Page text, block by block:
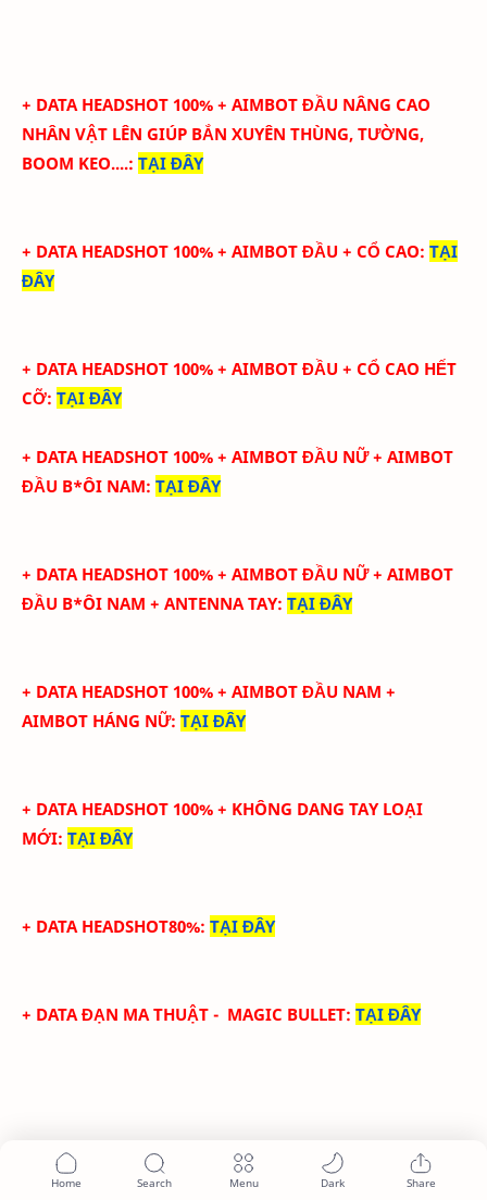
+ DATA HEADSHOT 100% + AIMBOT ĐẦU NÂNG CAO
NHÂN VẬT LÊN GIÚP BẮN XUYÊN THÙNG, TƯỜNG,
BOOM KEO....: TẠI ĐÂY
+ DATA HEADSHOT 100% + AIMBOT ĐẦU + CỔ CAO: TẠI
ĐÂY
+ DATA HEADSHOT 100% + AIMBOT ĐẦU + CỔ CAO HẾT
CỠ: TẠI ĐÂY
+ DATA HEADSHOT 100% + AIMBOT ĐẦU NỮ + AIMBOT
ĐẦU B*ÔI NAM: TẠI ĐÂY
+ DATA HEADSHOT 100% + AIMBOT ĐẦU NỮ + AIMBOT
ĐẦU B*ÔI NAM + ANTENNA TAY: TẠI ĐÂY
+ DATA HEADSHOT 100% + AIMBOT ĐẦU NAM +
AIMBOT HÁNG NỮ: TẠI ĐÂY
+ DATA HEADSHOT 100% + KHÔNG DANG TAY LOẠI
MỚI: TẠI ĐÂY
+ DATA HEADSHOT80%: TẠI ĐÂY
+ DATA ĐẠN MA THUẬT - MAGIC BULLET: TẠI ĐÂY